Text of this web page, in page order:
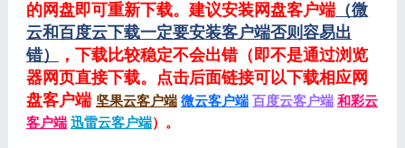
的网盘即可重新下载。建议安装网盘客户端（微
云和百度云下载一定要安装客户端否则容易出
错）
，下载比较稳定不会出错（即不是通过浏览
器网页直接下载。点击后面链接可以下载相应网
盘客户端 坚果云客户端 微云客户端 百度云客户端 和彩云
客户端 迅雷云客户端）。